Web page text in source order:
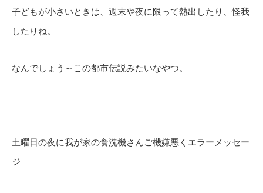
子どもが小さいときは、週末や夜に限って熱出したり、怪我
したりね。
なんでしょう～この都市伝説みたいなやつ。
土曜日の夜に我が家の食洗機さんご機嫌悪くエラーメッセー
ジ